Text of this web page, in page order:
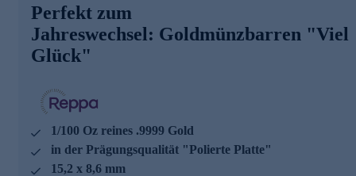
Die Details der Ausgabe im Überblick
ideales Geschenk mit Glücksbringer-Prägung
Erhaltung: Polierte Platte - PP
mit Zertifikat
Sichern Sie sich den tollen Goldglücksbringer gleich
bequem online.
Perfekt zum
Jahreswechsel: Goldmünzbarren "Viel
Glück"
1/100 Oz reines .9999 Gold
in der Prägungsqualität "Polierte Platte"
15,2 x 8,6 mm